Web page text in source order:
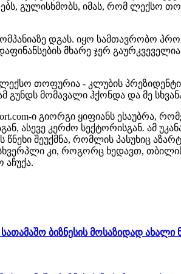
გულისხმობს, იმას, რომ ლექსო
დგას. იყო სამთავრობო
მხარე ჯერ
თოფურია - კლუბის
გუნდს მომავალი ჰქონდა და მე
ი გიორგი ყიფიანს ესაუბრა,
კერძო სექტორისგან. ამ
შეუქმნა, რომლის პასუხიც
მსხვერპლი კი, როგორც ხედავთ,
ბიზნესის მოსაზიდად ახალი